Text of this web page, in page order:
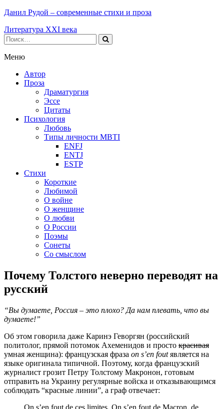
Данил Рудой – современные стихи и проза
Литература XXI века
Меню
Автор
Проза
Драматургия
Эссе
Цитаты
Психология
Любовь
Типы личности MBTI
ENFJ
ENTJ
ESTP
Стихи
Короткие
Любимой
О войне
О женщине
О любви
О России
Поэмы
Сонеты
Со смыслом
Почему Толстого неверно переводят на
русский
“Вы думаете, Россия – это плохо? Да нам плевать, что вы
думаете!”
Об этом говорила даже Каринэ Геворгян (российский
политолог, прямой потомок Ахеменидов и просто красивая
умная женщина): французская фраза on s’en foutявляется на
языке оригинала типичной. Поэтому, когда французский
журналист грозит Петру Толстому Макронон, готовым
отправить на Украину регулярные войска и отказывающимся
соблюдать “красные линии”, а граф отвечает:
On s’en fout de ces limites. On s’en fout de Macron, de